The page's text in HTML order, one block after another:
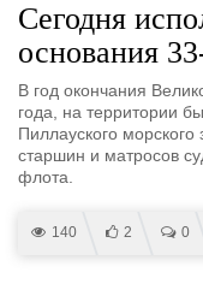
Сегодня
основания
В год окончания
года, на территории
Пиллауского
старшин и матросов
флота.
140 2 0